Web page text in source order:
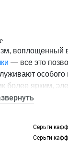
воплощенный
— все это
более ярким,
или
используя
модели,
Серьги
Серьги